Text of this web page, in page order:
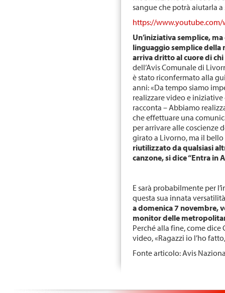
sangue che potrà aiutarla a
https://www.youtube.com/
Un’iniziativa semplice,
linguaggio semplice della
arriva dritto al cuore di
dell’Avis Comunale di
è stato riconfermato alla
anni: «Da tempo siamo
realizzare video e
racconta – Abbiamo
che effettuare una
per arrivare alle coscienze
girato a Livorno, ma il bello
riutilizzato da qualsiasi
canzone, si dice“Entra in
E sarà probabilmente per
questa sua innata
a domenica 7 novembre,
monitor delle
Perché alla fine, come
video, «Ragazzi io l’ho
Fonte articolo: Avis